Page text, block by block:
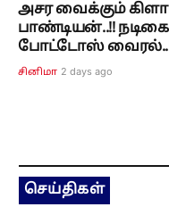
அசர வைக்கும்
பாண்டியன்..!!
போட்டோஸ்
சினிமா 2 days ago
செய்திகள்